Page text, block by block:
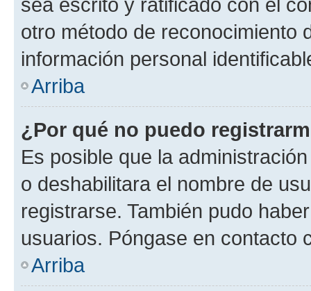
otro método de reconocimiento
información personal
Arriba
¿Por qué no puedo
Es posible que la
o deshabilitara el nombre de
registrarse. También pudo
usuarios. Póngase en contacto
Arriba